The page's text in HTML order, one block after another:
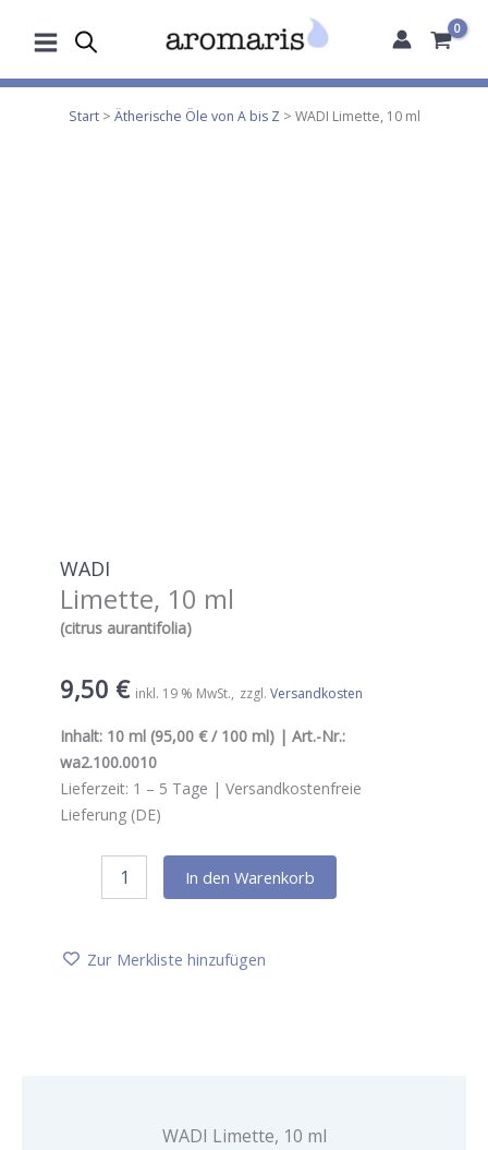
Inhalt
Start> Ätherische Öle von A bis Z > WADI Limette, 10 ml
WADI
Limette, 10 ml
(citrus aurantifolia)
9,50 € inkl. 19 % MwSt. zzgl. Versandkosten
Inhalt: 10 ml (95,00 € / 100 ml) | Art.-Nr.:
wa2.100.0010
Lieferzeit: 1 – 5 Tage | Versandkostenfreie
Lieferung (DE)
Menge
In den Warenkorb
Zur Merkliste hinzufügen
WADI Limette, 10 ml